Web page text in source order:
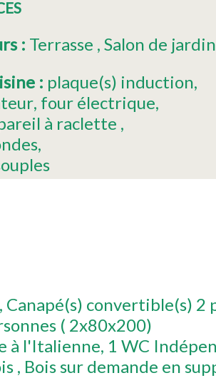
: Terrasse Salon de jardin
: plaque(s) induction
four électrique
à raclette
Canapé(s) convertible(s) 2
( 2x80x200)
à l'Italienne 1 WC
Bois sur demande en